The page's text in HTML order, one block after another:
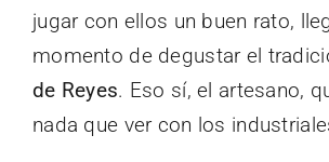
jugar con ellos un buen rato,
momento de degustar el
de Reyes. Eso sí, el artesano,
nada que ver con los